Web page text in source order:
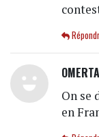
On se
en